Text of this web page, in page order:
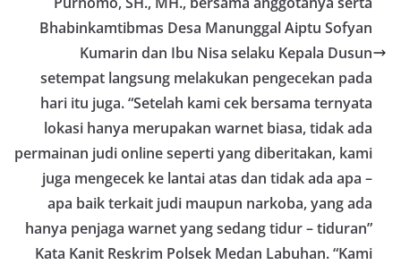
oleh Bhabinkamtibmas di wilayah Kelurahan
Sunggal sebagai bagian dari upaya menciptakan
situasi Kamtibmas yang aman dan kondusif,
sekaligus menumbuhkan semangat nasionalisme
warga dalam menyambut Hari Kemerdekaan RI.
Satres Narkoba Polres Asahan Amankan Pria
Pengedar Sabu, Sita 19,60 Gram Barang Satres
Narkoba Polres Asahan Amankan Pria Pengedar
Sabu, Sita 19,60 Gram Barang Bukti
Ini Alasan Plh Sekda Medan Sarankan Jhon Ester
Lase Segera Dievaluasi
Percepat Penanganan Infrastruktur Kota Medan,
Dinas SDABMBK Perkuat Sinergi dengan
Kecamatan
Bhabinkamtibmas Desa Manunggal Aiptu Sofyan
Kumarin dan Ibu Nisa selaku Kepala Dusun
setempat langsung melakukan pengecekan pada
hari itu juga. “Setelah kami cek bersama ternyata
lokasi hanya merupakan warnet biasa, tidak ada
permainan judi online seperti yang diberitakan, kami
juga mengecek ke lantai atas dan tidak ada apa –
apa baik terkait judi maupun narkoba, yang ada
hanya penjaga warnet yang sedang tidur – tiduran”
Kata Kanit Reskrim Polsek Medan Labuhan. “Kami